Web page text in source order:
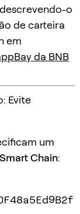
o
de carteira
em
da BNB
Evite
um
Chain: